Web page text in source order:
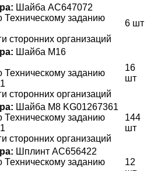
Шайба AC647072
Техническому заданию
сторонних организаций
6 шт
Шайба M16
Техническому заданию
сторонних организаций
16
шт
Шайба М8 KG01267361
Техническому заданию
сторонних организаций
144
шт
Шплинт AC656422
Техническому заданию
12